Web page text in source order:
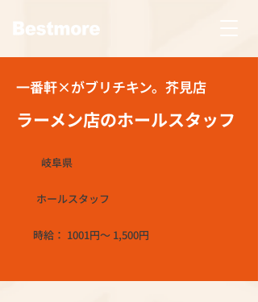
一番軒×がブリチキン。芥見店
ラーメン店のホールスタッフ
岐阜県
ホールスタッフ
時給： 1001円〜 1,500円